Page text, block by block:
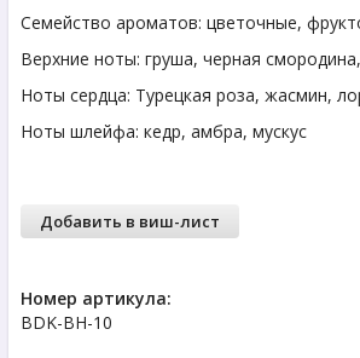
Семейство ароматов: цветочные,
Верхние ноты: груша, черная
Ноты сердца: Турецкая роза, жасмин,
Ноты шлейфа: кедр, амбра, мускус
Добавить в виш-лист
Номер артикула:
BDK-BH-10